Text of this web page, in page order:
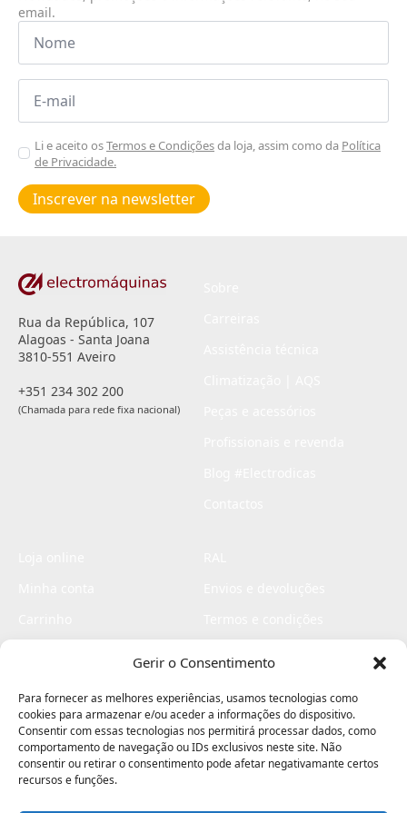
Gerir o Consentimento
Para fornecer as melhores experiências, usamos tecnologias como
cookies para armazenar e/ou aceder a informações do dispositivo.
Consentir com essas tecnologias nos permitirá processar dados, como
comportamento de navegação ou IDs exclusivos neste site. Não
consentir ou retirar o consentimento pode afetar negativamante certos
recursos e funções.
email.
Nome
Email
Aceitar
Poiticas
de
privacidade
Li e aceito osTermos e Condiçõesda loja, assim como da Política
de Privacidade.
Inscrever na newsletter
Rua da República, 107
Alagoas - Santa Joana
3810-551 Aveiro
+351 234 302 200
(Chamada para rede fixa nacional)
Livro de elogios